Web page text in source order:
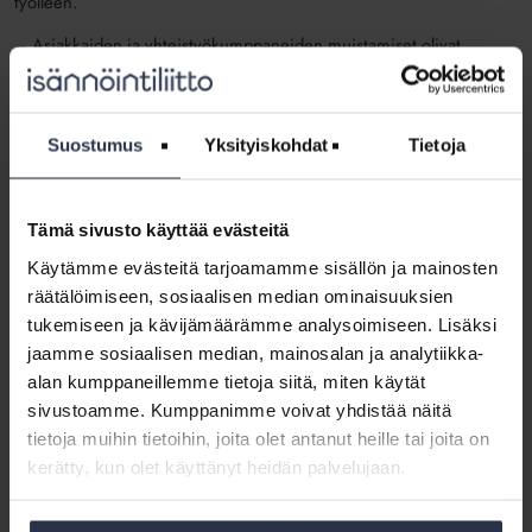
Suostumus Yksityiskohdat Tietoja
Tämä sivusto käyttää evästeitä
Käytämme evästeitä tarjoamamme sisällön ja mainosten
räätälöimiseen, sosiaalisen median ominaisuuksien
tukemiseen ja kävijämäärämme analysoimiseen. Lisäksi
jaamme sosiaalisen median, mainosalan ja analytiikka-
alan kumppaneillemme tietoja siitä, miten käytät
sivustoamme. Kumppanimme voivat yhdistää näitä
tietoja muihin tietoihin, joita olet antanut heille tai joita on
kerätty, kun olet käyttänyt heidän palvelujaan.
– Asiakkaiden ja yhteistyökumppaneiden muistamiset olivat
erityisen hienoja. Oli mukava havaita, että saavutusta arvostettiin.
Arkinen aherrus tahtoo usein jäädä
huomioimatta, ja tällaiset kilpailut toimivat
tekevät tahot.
Granberg suosittelee osallistumaan kilpailuun, vaikka itseä
parrasvaloihin piipahdus arastuttaisikin, sillä koko isännöintiala
tarvitsee positiivista julkisuutta. Hän toivoo näkevänsä tämän
vuoden kisassa mukana erityisesti tahoja, jotka jokapäiväisellä
työllään ovat saavuttaneet sen, mistä heidät on ehdokkaaksi
nimetty.